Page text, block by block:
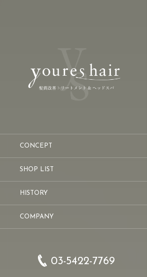
CONCEPT
SHOP LIST
HISTORY
COMPANY
03-5422-7769